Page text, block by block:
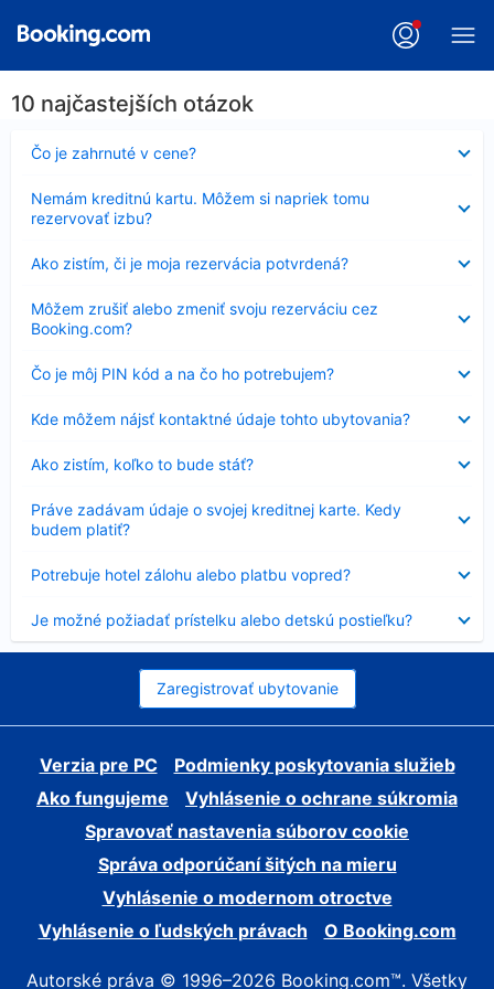
10 najčastejších otázok
Čo je zahrnuté v cene?
Nezobrazuje
sa
Nemám kreditnú kartu. Môžem si napriek tomu
rezervovať izbu?
sa
Ako zistím, či je moja rezervácia potvrdená?
sa
Môžem zrušiť alebo zmeniť svoju rezerváciu cez
Booking.com?
sa
Čo je môj PIN kód a na čo ho potrebujem?
Nezobrazuje
sa
Kde môžem nájsť kontaktné údaje tohto ubytovania?
sa
Ako zistím, koľko to bude stáť?
sa
Práve zadávam údaje o svojej kreditnej karte. Kedy
budem platiť?
sa
Potrebuje hotel zálohu alebo platbu vopred?
sa
Je možné požiadať prístelku alebo detskú postieľku?
sa
Zaregistrovať ubytovanie
Verzia pre PC
Podmienky poskytovania služieb
Ako fungujeme
Vyhlásenie o ochrane súkromia
Spravovať nastavenia súborov cookie
Správa odporúčaní šitých na mieru
Vyhlásenie o modernom otroctve
Vyhlásenie o ľudských právach
O Booking.com
Autorské práva © 1996–2026 Booking.com™. Všetky